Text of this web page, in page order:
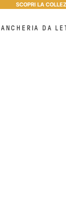
SCOPRI LA
DA